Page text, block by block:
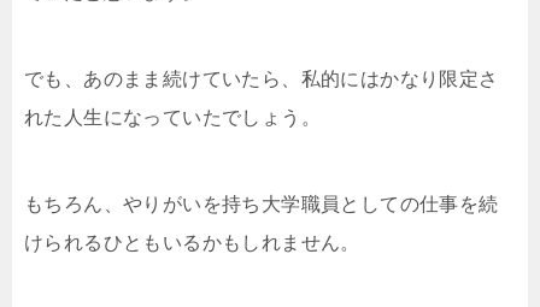
でも、あのまま続けていたら、私的にはかなり限定さ
れた人生になっていたでしょう。
もちろん、やりがいを持ち大学職員としての仕事を続
けられるひともいるかもしれません。